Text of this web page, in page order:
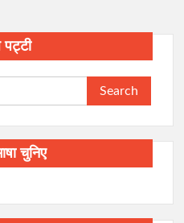
Search
for:
चुनिए